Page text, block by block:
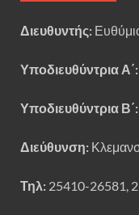
Διευθυντής:
Υποδιευθύντρια Α΄:
Υποδιευθύντρια Β΄:
Διεύθυνση:
Τηλ: 25410-26581,